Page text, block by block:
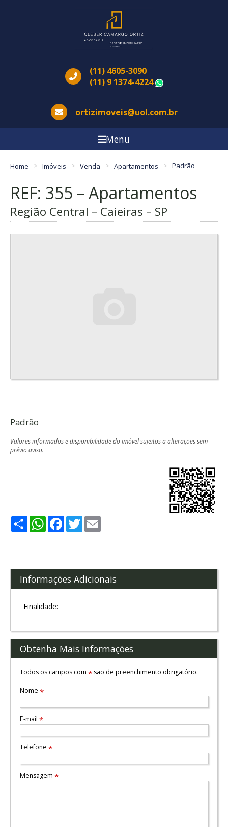
(11) 4605-3090
(11) 9 1374-4224
ortizimoveis@uol.com.br
Menu
Home Imóveis Venda Apartamentos Padrão
REF: 355 – Apartamentos
Região Central – Caieiras – SP
Padrão
Valores informados e disponibilidade do imóvel sujeitos a alterações sem
prévio aviso.
ShareWhatsApp
Facebook
Twitter
Informações Adicionais
Finalidade:
Obtenha Mais Informações
Todos os campos com *são de preenchimento obrigatório.
Nome *
E-mail *
Telefone *
Mensagem *